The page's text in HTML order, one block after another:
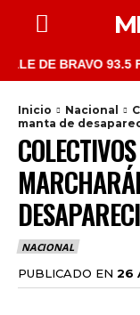
BRAVO 93.5 FM
Inicio Nacional
manta de
NACIONAL
PUBLICADO EN 26